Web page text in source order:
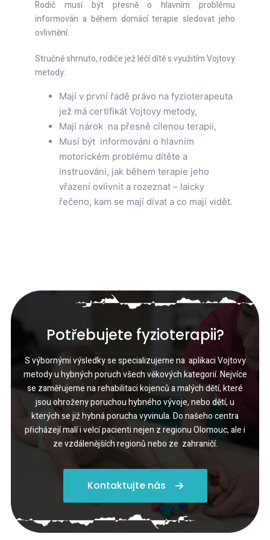
Rodič musí být přesně o hlavním problému
informován a během domácí terapie sledovat jeho
ovlivnění.
Stručně shrnuto, rodiče jež léčí dítě s využitím Vojtovy
metody:
Mají v první řadě právo na fyzioterapeuta
jež má certifikát Vojtovy metody,
Mají nárok na přesně cílenou terapii,
Musí být informováni o hlavním
motorickém problému dítěte a
instruováni, jak během terapie jeho
vřazení ovlivnit a rozeznat – laicky
řečeno, kam se mají dívat a co mají vidět.
Potřebujete fyzioterapii?
S výbornými výsledky se specializujeme na aplikaci Vojtovy
metody u hybných poruch všech věkových kategorií. Nejvíce
se zaměřujeme na rehabilitaci kojenců a malých dětí, které
jsou ohroženy poruchou hybného vývoje, nebo dětí, u
kterých se již hybná porucha vyvinula. Do našeho centra
přicházejí malí i velcí pacienti nejen z regionu Olomouc, ale i
ze vzdálenějších regionů nebo ze zahraničí.
Kontaktujte nás